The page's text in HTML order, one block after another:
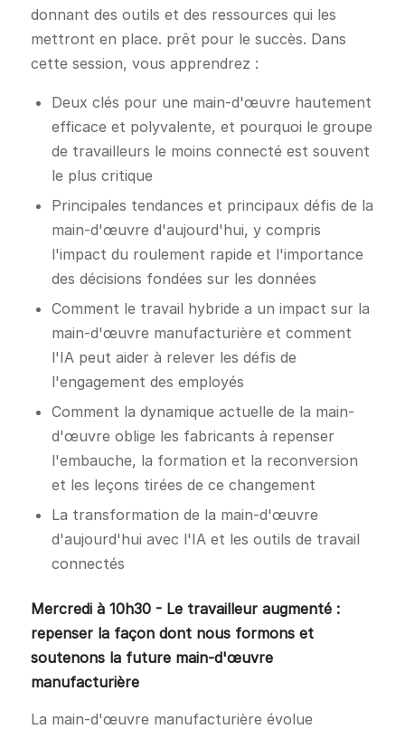
donnant des outils et des ressources qui les
mettront en place. prêt pour le succès. Dans
cette session, vous apprendrez :
Deux clés pour une main-d'œuvre hautement
efficace et polyvalente, et pourquoi le groupe
de travailleurs le moins connecté est souvent
le plus critique
Principales tendances et principaux défis de la
main-d'œuvre d'aujourd'hui, y compris
l'impact du roulement rapide et l'importance
des décisions fondées sur les données
Comment le travail hybride a un impact sur la
main-d'œuvre manufacturière et comment
l'IA peut aider à relever les défis de
l'engagement des employés
Comment la dynamique actuelle de la main-
d'œuvre oblige les fabricants à repenser
l'embauche, la formation et la reconversion
et les leçons tirées de ce changement
La transformation de la main-d'œuvre
d'aujourd'hui avec l'IA et les outils de travail
connectés
Mercredi à 10h30 - Le travailleur augmenté :
repenser la façon dont nous formons et
soutenons la future main-d'œuvre
manufacturière
La main-d'œuvre manufacturière évolue